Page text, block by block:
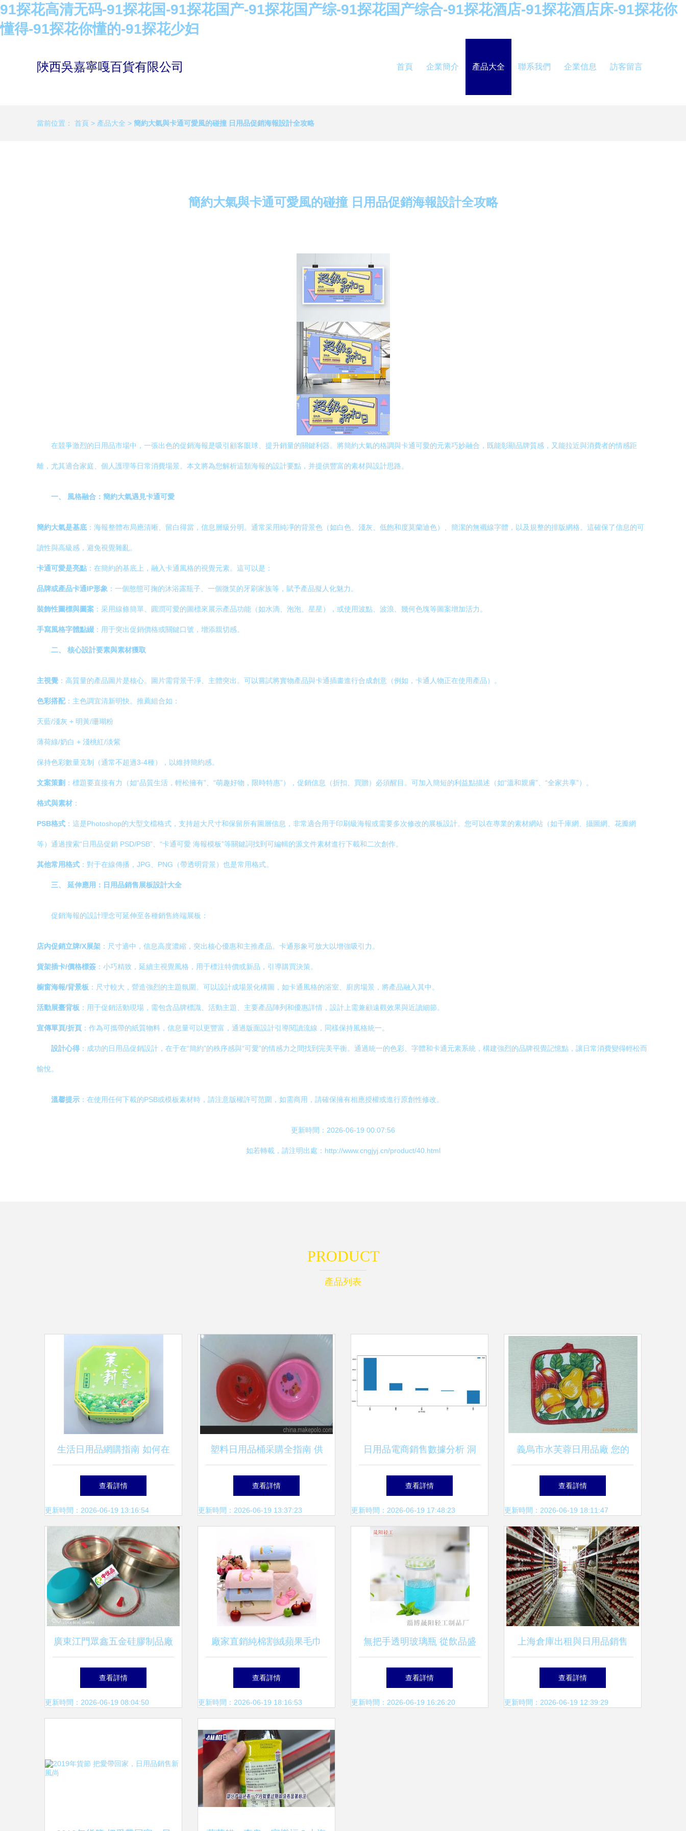
91探花高清无码-91探花国-91探花国产-91探花国产综-91探花国产综合-91探花酒店-91探花酒店床-91探花你
懂得-91探花你懂的-91探花少妇
陜西吳嘉寧嘎百貨有限公司 首頁 企業簡介 產品大全 聯系我們 企業信息 訪客留言
當前位置： 首頁 > 產品大全 > 簡約大氣與卡通可愛風的碰撞 日用品促銷海報設計全攻略
簡約大氣與卡通可愛風的碰撞 日用品促銷海報設計全攻略
在競爭激烈的日用品市場中，一張出色的促銷海報是吸引顧客眼球、提升銷量的關鍵利器。將簡約大氣的格調與卡通可愛的元素巧妙融合，既能彰顯品牌質感，又能拉近與消費者的情感距
離，尤其適合家庭、個人護理等日常消費場景。本文將為您解析這類海報的設計要點，并提供豐富的素材與設計思路。
一、 風格融合：簡約大氣遇見卡通可愛
簡約大氣是基底 ：海報整體布局應清晰、留白得當，信息層級分明。通常采用純凈的背景色（如白色、淺灰、低飽和度莫蘭迪色）、簡潔的無襯線字體，以及規整的排版網格。這確保了信息的可
讀性與高級感，避免視覺雜亂。
卡通可愛是亮點 ：在簡約的基底上，融入卡通風格的視覺元素。這可以是：
品牌或產品卡通IP形象 ：一個憨態可掬的沐浴露瓶子、一個微笑的牙刷家族等，賦予產品擬人化魅力。
裝飾性圖標與圖案 ：采用線條簡單、圓潤可愛的圖標來展示產品功能（如水滴、泡泡、星星），或使用波點、波浪、幾何色塊等圖案增加活力。
手寫風格字體點綴 ：用于突出促銷價格或關鍵口號，增添親切感。
二、 核心設計要素與素材獲取
主視覺 ：高質量的產品圖片是核心。圖片需背景干凈、主體突出。可以嘗試將實物產品與卡通插畫進行合成創意（例如，卡通人物正在使用產品）。
色彩搭配：主色調宜清新明快。推薦組合如：
天藍/淺灰 + 明黃/珊瑚粉
薄荷綠/奶白 + 淺桃紅/淡紫
保持色彩數量克制（通常不超過3-4種），以維持簡約感。
文案策劃 ：標題要直接有力（如“品質生活，輕松擁有”、“萌趣好物，限時特惠”），促銷信息（折扣、買贈）必須醒目。可加入簡短的利益點描述（如“溫和親膚”、“全家共享”）。
格式與素材 ：
PSB格式 ：這是Photoshop的大型文檔格式，支持超大尺寸和保留所有圖層信息，非常適合用于印刷級海報或需要多次修改的展板設計。您可以在專業的素材網站（如千庫網、攝圖網、花瓣網
等）通過搜索“日用品促銷 PSD/PSB”、“卡通可愛 海報模板”等關鍵詞找到可編輯的源文件素材進行下載和二次創作。
其他常用格式 ：對于在線傳播，JPG、PNG（帶透明背景）也是常用格式。
三、 延伸應用：日用品銷售展板設計大全
促銷海報的設計理念可延伸至各種銷售終端展板：
店內促銷立牌/X展架 ：尺寸適中，信息高度濃縮，突出核心優惠和主推產品。卡通形象可放大以增強吸引力。
貨架插卡/價格標簽 ：小巧精致，延續主視覺風格，用于標注特價或新品，引導購買決策。
櫥窗海報/背景板 ：尺寸較大，營造強烈的主題氛圍。可以設計成場景化構圖，如卡通風格的浴室、廚房場景，將產品融入其中。
活動展臺背板 ：用于促銷活動現場，需包含品牌標識、活動主題、主要產品陣列和優惠詳情，設計上需兼顧遠觀效果與近讀細節。
宣傳單頁/折頁 ：作為可攜帶的紙質物料，信息量可以更豐富，通過版面設計引導閱讀流線，同樣保持風格統一。
設計心得 ：成功的日用品促銷設計，在于在“簡約”的秩序感與“可愛”的情感力之間找到完美平衡。通過統一的色彩、字體和卡通元素系統，構建強烈的品牌視覺記憶點，讓日常消費變得輕松而
愉悅。
溫馨提示 ：在使用任何下載的PSB或模板素材時，請注意版權許可范圍，如需商用，請確保擁有相應授權或進行原創性修改。
更新時間：2026-06-19 00:07:56
如若轉載，請注明出處：http://www.cngjyj.cn/product/40.html
PRODUCT
產品列表
生活日用品網購指南 如何在
海量信息中高效比價與選購
查看詳情
更新時間：2026-06-19 13:16:54
塑料日用品桶采購全指南 供
應商選擇、價格因素與批發市
場分析
查看詳情
更新時間：2026-06-19 13:37:23
日用品電商銷售數據分析 洞
察消費趨勢與增長策略
查看詳情
更新時間：2026-06-19 17:48:23
義烏市水芙蓉日用品廠 您的
優質日用品一站式采購伙伴
查看詳情
更新時間：2026-06-19 18:11:47
廣東江門眾鑫五金硅膠制品廠
304不銹鋼硅膠底沙拉碗工廠
直銷，高清產品圖片鑒賞
查看詳情
更新時間：2026-06-19 08:04:50
廠家直銷純棉割絨蘋果毛巾
多元化渠道布局下的日用品新
商機
查看詳情
更新時間：2026-06-19 18:16:53
無把手透明玻璃瓶 從飲品盛
器到家居收納的多元魅力
查看詳情
更新時間：2026-06-19 16:26:20
上海倉庫出租與日用品銷售
商機與策略分析
查看詳情
更新時間：2026-06-19 12:39:29